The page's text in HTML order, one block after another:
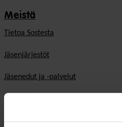
Meistä
Tietoa Sostesta
Jäsenjärjestöt
Jäsenedut ja -palvelut
Hae jäseneksi
Verkostot